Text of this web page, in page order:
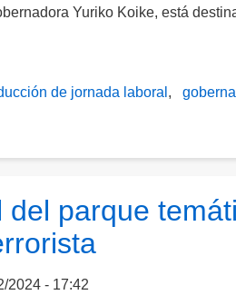
Yuriko Koike, está
de jornada laboral
parque
2024 - 17:42